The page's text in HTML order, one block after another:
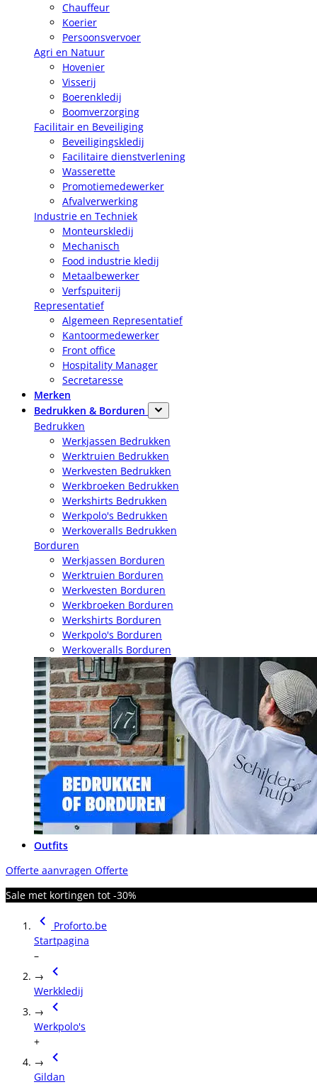
Chauffeur
Koerier
Persoonsvervoer
Agri en Natuur
Hovenier
Visserij
Boerenkledij
Boomverzorging
Facilitair en Beveiliging
Beveiligingskledij
Facilitaire dienstverlening
Wasserette
Promotiemedewerker
Afvalverwerking
Industrie en Techniek
Monteurskledij
Mechanisch
Food industrie kledij
Metaalbewerker
Verfspuiterij
Representatief
Algemeen Representatief
Kantoormedewerker
Front office
Hospitality Manager
Secretaresse
Merken
Bedrukken & Borduren
Bedrukken
Werkjassen Bedrukken
Werktruien Bedrukken
Werkvesten Bedrukken
Werkbroeken Bedrukken
Werkshirts Bedrukken
Werkpolo's Bedrukken
Werkoveralls Bedrukken
Borduren
Werkjassen Borduren
Werktruien Borduren
Werkvesten Borduren
Werkbroeken Borduren
Werkshirts Borduren
Werkpolo's Borduren
Werkoveralls Borduren
Outfits
Offerte aanvragen Offerte
Sale met kortingen tot -30%
Proforto.be
Startpagina
–
→
Werkkledij
→
Werkpolo's
+
→
Gildan